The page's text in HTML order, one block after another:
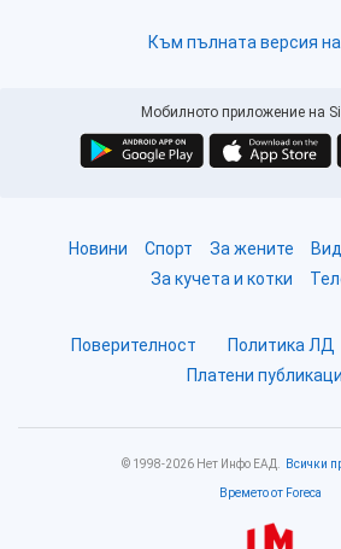
Към пълната версия
Мобилното приложение на
Новини Спорт За жените
За кучета и котки
Поверителност Политика ЛД
Платени
© 1998-2026 Нет Инфо ЕАД. Всички
Времето от Foreca